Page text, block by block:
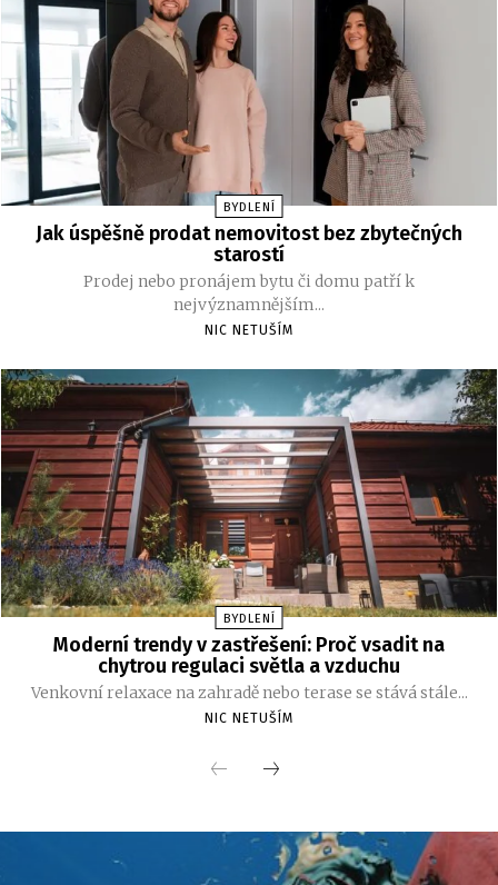
BYDLENÍ
Jak úspěšně prodat nemovitost bez zbytečných
starostí
Prodej nebo pronájem bytu či domu patří k
nejvýznamnějším...
NIC NETUŠÍM
BYDLENÍ
Moderní trendy v zastřešení: Proč vsadit na
chytrou regulaci světla a vzduchu
Venkovní relaxace na zahradě nebo terase se stává stále...
NIC NETUŠÍM